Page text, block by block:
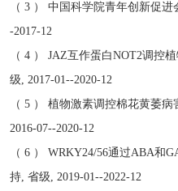
（ 3 ） 中国科学院青年创新促
-2017-12
（ 4 ） JAZ互作蛋白NOT2调控
级, 2017-01--2020-12
（ 5 ） 植物激素调控棉花黄萎
2016-07--2020-12
（ 6 ） WRKY24/56通过ABA和
持, 省级, 2019-01--2022-12